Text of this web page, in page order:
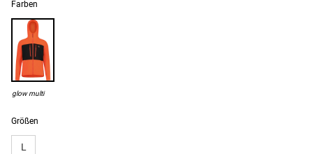
Größen
L
Farben
glow multi